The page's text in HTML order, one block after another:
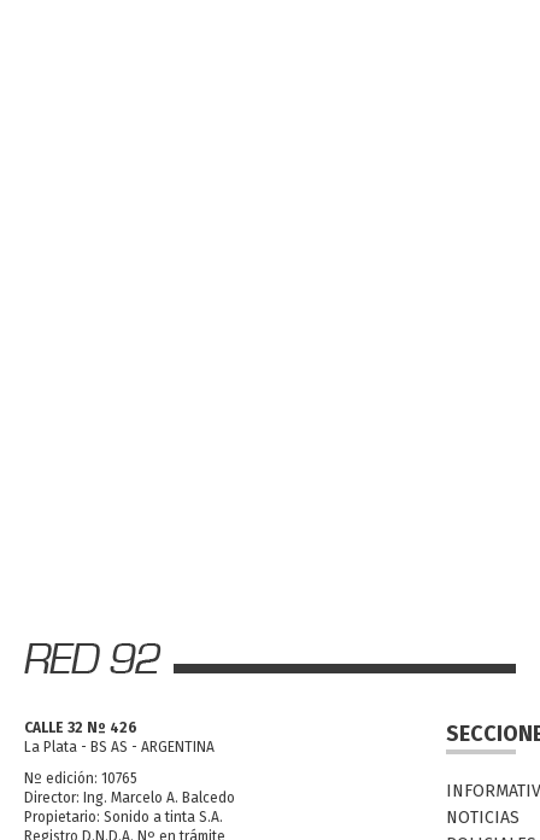
CALLE 32 Nº 426
La Plata - BS AS - ARGENTINA
Nº edición: 10765
Director: Ing. Marcelo A. Balcedo
Propietario: Sonido a tinta S.A.
Registro D.N.D.A. Nº en trámite
NOTICIAS